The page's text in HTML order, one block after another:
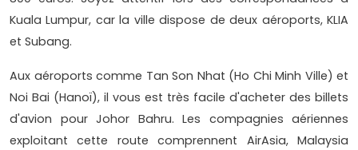
Kuala Lumpur, car la ville dispose de deux aéroports, KLIA
et Subang.
Aux aéroports comme Tan Son Nhat (Ho Chi Minh Ville) et
Noi Bai (Hanoï), il vous est très facile d'acheter des billets
d'avion pour Johor Bahru. Les compagnies aériennes
exploitant cette route comprennent AirAsia, Malaysia